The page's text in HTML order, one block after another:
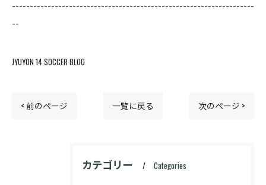
--------------------------------------------------------------------
--
JYUYON 14 SOCCER BLOG
< 前のページ 一覧に戻る 次のページ >
カテゴリー Categories